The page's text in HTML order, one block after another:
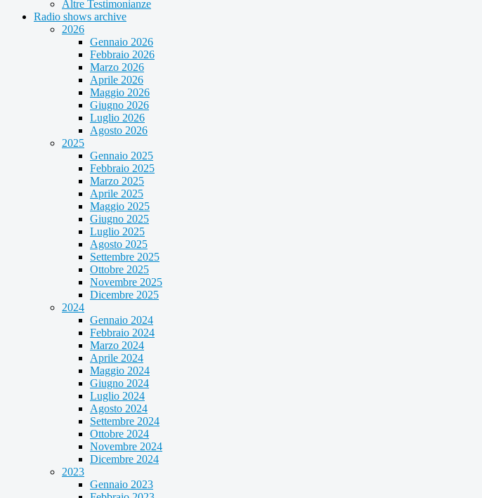
Altre Testimonianze
Radio shows archive
2026
Gennaio 2026
Febbraio 2026
Marzo 2026
Aprile 2026
Maggio 2026
Giugno 2026
Luglio 2026
Agosto 2026
2025
Gennaio 2025
Febbraio 2025
Marzo 2025
Aprile 2025
Maggio 2025
Giugno 2025
Luglio 2025
Agosto 2025
Settembre 2025
Ottobre 2025
Novembre 2025
Dicembre 2025
2024
Gennaio 2024
Febbraio 2024
Marzo 2024
Aprile 2024
Maggio 2024
Giugno 2024
Luglio 2024
Agosto 2024
Settembre 2024
Ottobre 2024
Novembre 2024
Dicembre 2024
2023
Gennaio 2023